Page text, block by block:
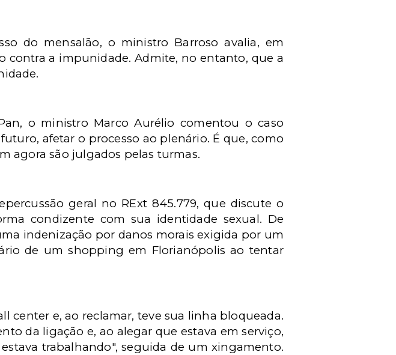
do mensalão, o ministro Barroso avalia, em
a impunidade. Admite, no entanto, que a
o ministro Marco Aurélio comentou o caso
afetar o processo ao plenário. É que, como
agora são julgados pelas turmas.
geral no RExt 845.779, que discute o
condizente com sua identidade sexual. De
indenização por danos morais exigida por um
de um shopping em Florianópolis ao tentar
center e, ao reclamar, teve sua linha bloqueada.
da ligação e, ao alegar que estava em serviço,
trabalhando", seguida de um xingamento.